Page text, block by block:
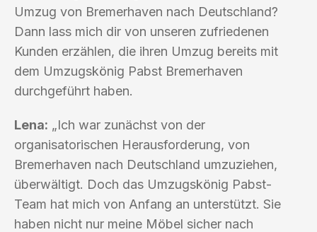
Umzug von Bremerhaven nach Deutschland?
Dann lass mich dir von unseren zufriedenen
Kunden erzählen, die ihren Umzug bereits mit
dem Umzugskönig Pabst Bremerhaven
durchgeführt haben.
Lena: „Ich war zunächst von der
organisatorischen Herausforderung, von
Bremerhaven nach Deutschland umzuziehen,
überwältigt. Doch das Umzugskönig Pabst-
Team hat mich von Anfang an unterstützt. Sie
haben nicht nur meine Möbel sicher nach